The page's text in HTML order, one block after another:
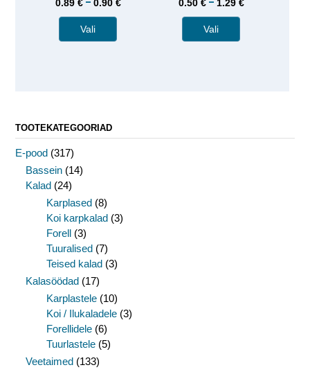
0.89 € 0.90 €
Vali
0.50 € 1.29 €
Vali
TOOTEKATEGOORIAD
E-pood (317)
Bassein (14)
Kalad (24)
Karplased (8)
Koi karpkalad (3)
Forell (3)
Tuuralised (7)
Teised kalad (3)
Kalasöödad (17)
Karplastele (10)
Koi / Ilukaladele (3)
Forellidele (6)
Tuurlastele (5)
Veetaimed (133)